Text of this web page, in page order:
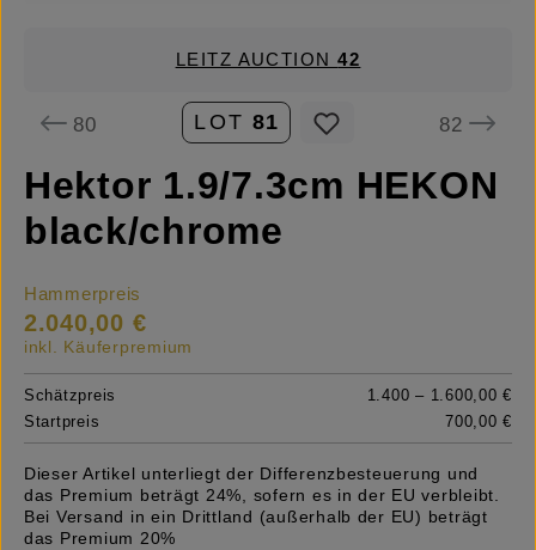
LEITZ AUCTION42
80 LOT 81 82
Hektor 1.9/7.3cm HEKON
black/chrome
Hammerpreis
2.040,00 €
inkl. Käuferpremium
Schätzpreis
1.400 – 1.600,00 €
Startpreis
700,00 €
Dieser Artikel unterliegt der Differenzbesteuerung und
das Premium beträgt 24%, sofern es in der EU verbleibt.
Bei Versand in ein Drittland (außerhalb der EU) beträgt
das Premium 20%